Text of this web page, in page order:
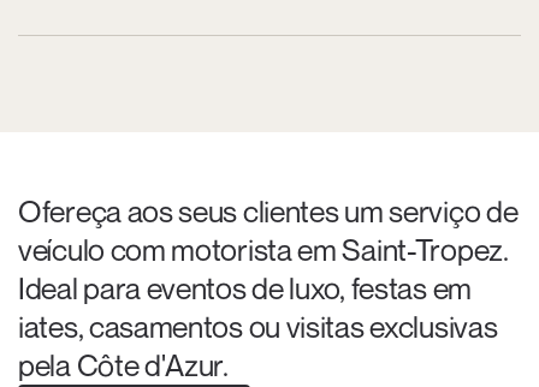
Ofereça aos seus clientes um serviço de
veículo com motorista em Saint-Tropez.
Ideal para eventos de luxo, festas em
iates, casamentos ou visitas exclusivas
pela Côte d'Azur.